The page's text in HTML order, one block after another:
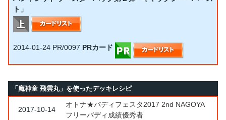
ト」
2014-01-24 PR/0097 PRカード
「魔神童 飛雲丸」を使ったデッキレシピ
2017-10-14
オトナ★バディフェスタ2017 2nd NAGOYA
フリーバディ成績優秀者